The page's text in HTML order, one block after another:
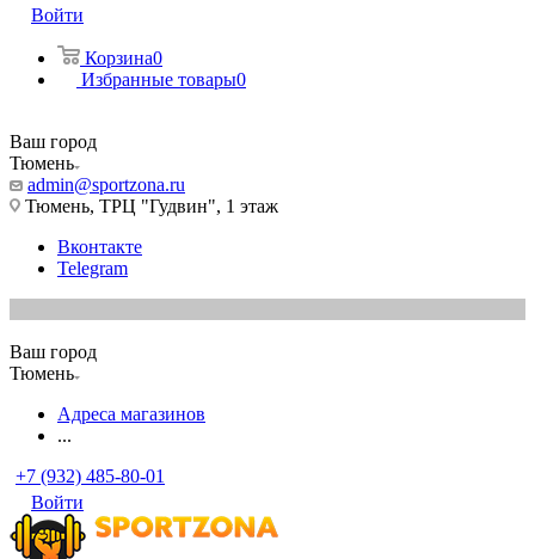
Войти
Корзина0
Избранные товары0
Ваш город
Тюмень
admin@sportzona.ru
Тюмень, ТРЦ "Гудвин", 1 этаж
Вконтакте
Telegram
Ваш город
Тюмень
Адреса магазинов
...
+7 (932) 485-80-01
Войти